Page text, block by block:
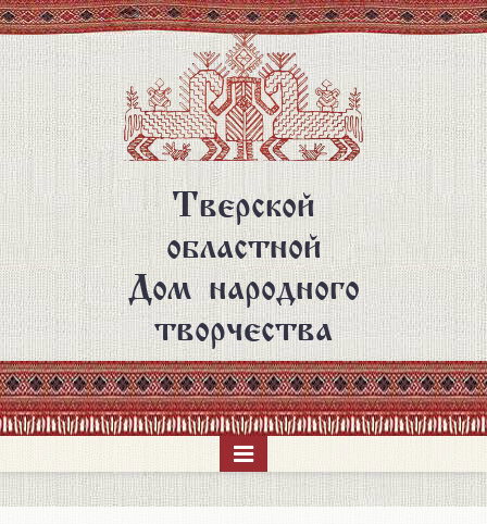
Перейти
к
основному
содержанию
Тверской
областной
Дом народного
творчества